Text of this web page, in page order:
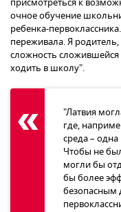
очное обучение
ребенка-
переживала. Я
сложность сложившейся
ходить в школу".
"Латвия
где,
среда – одна
Чтобы не
могли бы
бы более
безопасным